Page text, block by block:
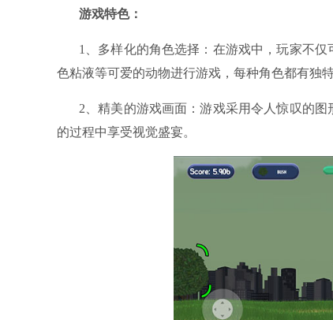
游戏特色：
1、多样化的角色选择：在游戏中，玩家不
色粘液等可爱的动物进行游戏，每种角色都有独
2、精美的游戏画面：游戏采用令人惊叹的
的过程中享受视觉盛宴。